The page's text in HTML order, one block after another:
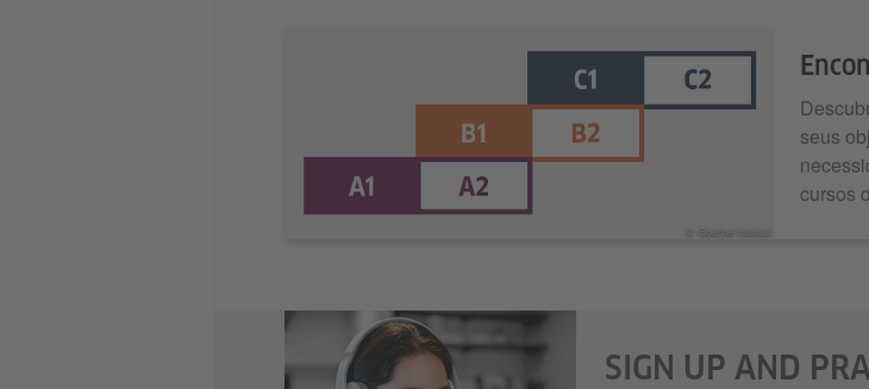
© Goethe-Institut
seus
cursos
SIGN UP AND